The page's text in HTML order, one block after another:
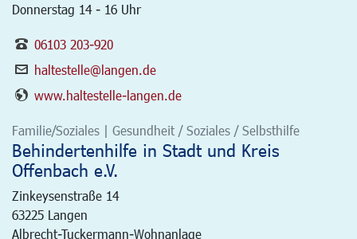
Donnerstag 14 - 16 Uhr
06103 203-920
haltestelle@langen.de
www.haltestelle-langen.de
Familie/Soziales | Gesundheit / Soziales / Selbsthilfe
Behindertenhilfe in Stadt und Kreis
Offenbach e.V.
Zinkeysenstraße 14
63225 Langen
Albrecht-Tuckermann-Wohnanlage